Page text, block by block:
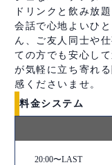
ドリンクと飲み放
会話で心地よいひ
ん、ご友人同士や
ての方でも安心し
が気軽に立ち寄れ
感くださいませ。
料金システム
20:00〜LAST